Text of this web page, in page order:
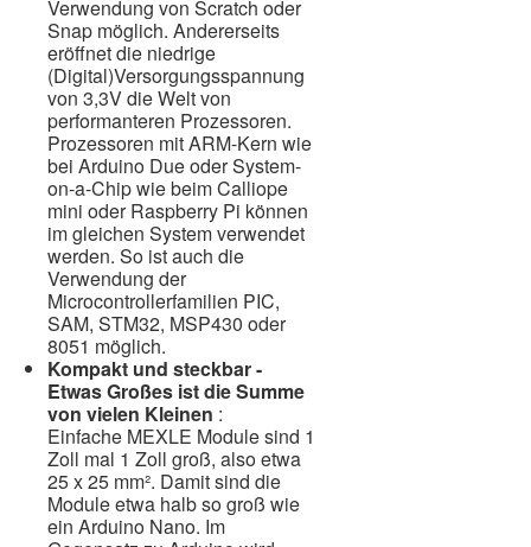
Verwendung von Scratch oder
Snap möglich. Andererseits
eröffnet die niedrige
(Digital)Versorgungsspannung
von 3,3V die Welt von
performanteren Prozessoren.
Prozessoren mit ARM-Kern wie
bei Arduino Due oder System-
on-a-Chip wie beim Calliope
mini oder Raspberry Pi können
im gleichen System verwendet
werden. So ist auch die
Verwendung der
Microcontrollerfamilien PIC,
SAM, STM32, MSP430 oder
8051 möglich.
Kompakt und steckbar -
Etwas Großes ist die Summe
von vielen Kleinen :
Einfache MEXLE Module sind 1
Zoll mal 1 Zoll groß, also etwa
25 x 25 mm². Damit sind die
Module etwa halb so groß wie
ein Arduino Nano. Im